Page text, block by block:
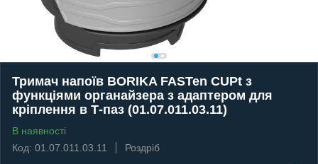
Тримач напоїв BORIKA FASTen CUPt з
функціями органайзера з адаптером для
кріплення в Т-паз (01.07.011.03.11)
В наявності
Код: 01.07.011.03.11
Роздріб